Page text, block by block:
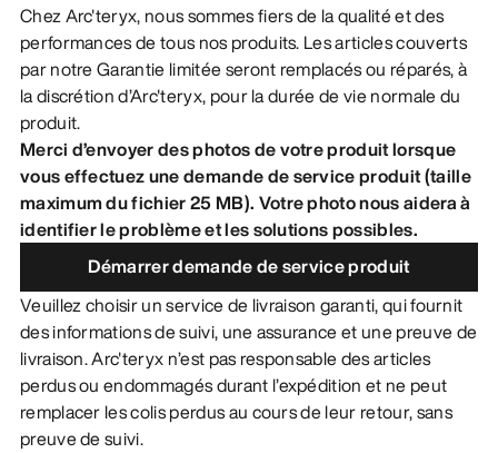
admissibles dans un délai de 30 jours. Effectuer un retour
gratuit.
CHAUSSURES
ÉQUIPEMENT
VEILANCE
DÉCOUVRIR
Chez Arc'teryx, nous sommes fiers de la qualité et des
performances de tous nos produits. Les articles couverts
par notre Garantie limitée seront remplacés ou réparés, à
la discrétion d’Arc'teryx, pour la durée de vie normale du
produit.
Merci d’envoyer des photos de votre produit lorsque
vous effectuez une demande de service produit (taille
maximum du fichier 25 MB). Votre photo nous aidera à
identifier le problème et les solutions possibles.
Démarrer demande de service produit
Veuillez choisir un service de livraison garanti, qui fournit
des informations de suivi, une assurance et une preuve de
livraison. Arc'teryx n’est pas responsable des articles
perdus ou endommagés durant l’expédition et ne peut
remplacer les colis perdus au cours de leur retour, sans
preuve de suivi.